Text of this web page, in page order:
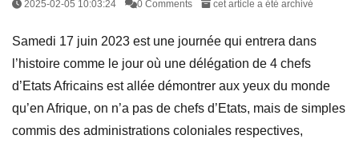
2025-02-05 10:03:24 0 Comments cet article a été archivé
Samedi 17 juin 2023 est une journée qui entrera dans
l’histoire comme le jour où une délégation de 4 chefs
d’Etats Africains est allée démontrer aux yeux du monde
qu’en Afrique, on n’a pas de chefs d’Etats, mais de simples
commis des administrations coloniales respectives,